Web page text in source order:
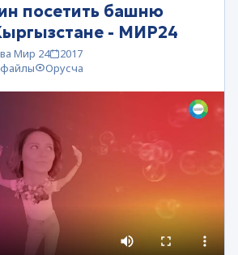
посетить башню
- МИР24
Мир 24
2017
Орусча